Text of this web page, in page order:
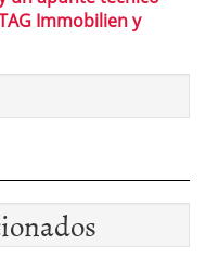
Immobilien y